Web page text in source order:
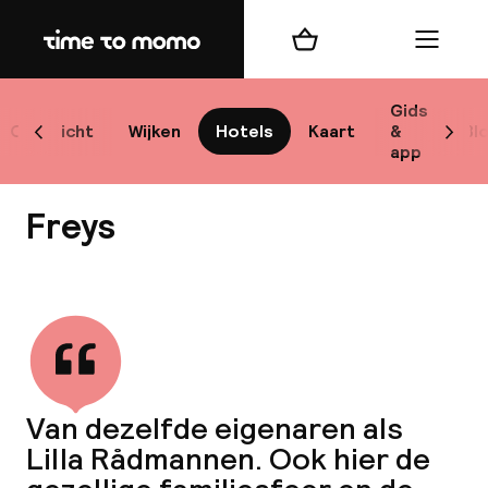
Home
Overzicht Wijken Hotels Kaart
Gids
&
app
Scroll naar links
Winkelmand Menu
Freys
Van dezelfde eigenaren als
Lilla Rådmannen. Ook hier de